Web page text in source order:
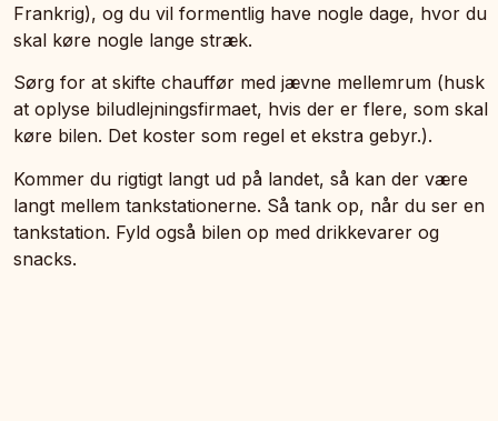
Frankrig), og du vil formentlig have nogle dage, hvor du
skal køre nogle lange stræk.
Sørg for at skifte chauffør med jævne mellemrum (husk
at oplyse biludlejningsfirmaet, hvis der er flere, som skal
køre bilen. Det koster som regel et ekstra gebyr.).
Kommer du rigtigt langt ud på landet, så kan der være
langt mellem tankstationerne. Så tank op, når du ser en
tankstation. Fyld også bilen op med drikkevarer og
snacks.